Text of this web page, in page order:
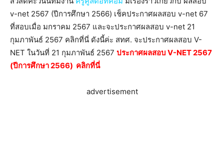
v-net 2567 (ปีการศึกษา 2566) เช็คประกาศผลสอบ v-net 67
ที่สอบเมื่อ มกราคม 2567 และจะประกาศผลสอบ v-net 21
กุมภาพันธ์ 2567 คลิกที่นี่ ดังนี้ค่ะ สทศ. จะประกาศผลสอบ V-
NET ในวันที่ 21 กุมภาพันธ์ 2567 ประกาศผลสอบ V-NET 2567
(ปีการศึกษา 2566) คลิกที่นี่
advertisement